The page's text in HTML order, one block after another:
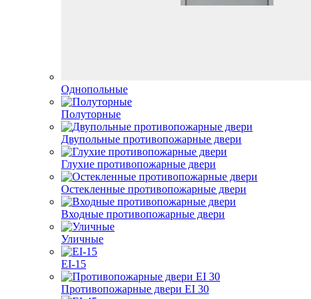
Однопольные
Полуторные
Двупольные противопожарные двери
Глухие противопожарные двери
Остекленные противопожарные двери
Входные противопожарные двери
Уличные
EI-15
Противопожарные двери EI 30